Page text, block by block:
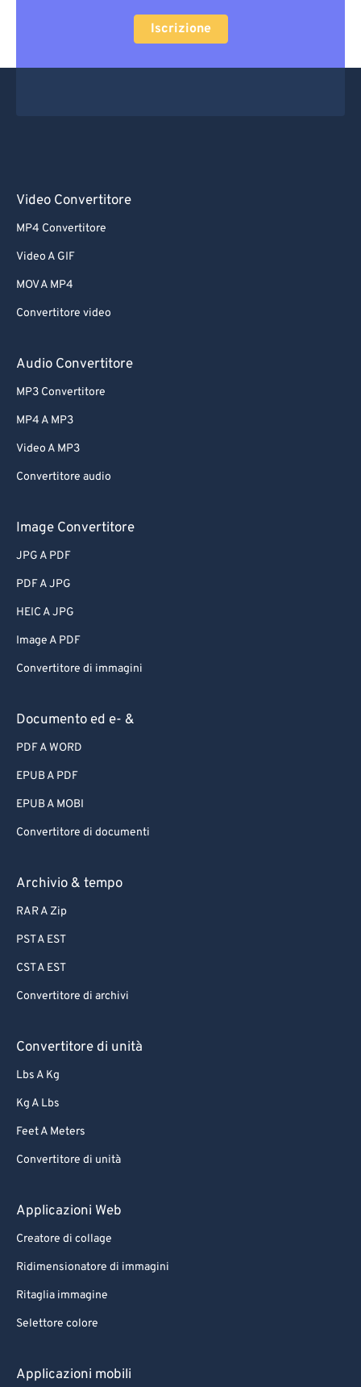
Iscrizione
Video Convertitore
MP4 Convertitore
Video A GIF
MOV A MP4
Convertitore video
Audio Convertitore
MP3 Convertitore
MP4 A MP3
Video A MP3
Convertitore audio
Image Convertitore
JPG A PDF
PDF A JPG
HEIC A JPG
Image A PDF
Convertitore di immagini
Documento ed e- &
PDF A WORD
EPUB A PDF
EPUB A MOBI
Convertitore di documenti
Archivio & tempo
RAR A Zip
PST A EST
CST A EST
Convertitore di archivi
Convertitore di unità
Lbs A Kg
Kg A Lbs
Feet A Meters
Convertitore di unità
Applicazioni Web
Creatore di collage
Ridimensionatore di immagini
Ritaglia immagine
Selettore colore
Applicazioni mobili